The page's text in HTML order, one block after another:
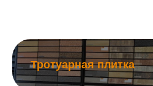
Тротуарная плитка